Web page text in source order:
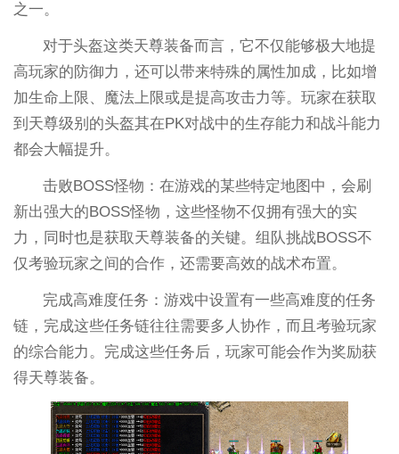
之一。
对于头盔这类天尊装备而言，它不仅能够极大地提
高玩家的防御力，还可以带来特殊的属性加成，比如增
加生命上限、魔法上限或是提高攻击力等。玩家在获取
到天尊级别的头盔其在PK对战中的生存能力和战斗能力
都会大幅提升。
击败BOSS怪物：在游戏的某些特定地图中，会刷
新出强大的BOSS怪物，这些怪物不仅拥有强大的实
力，同时也是获取天尊装备的关键。组队挑战BOSS不
仅考验玩家之间的合作，还需要高效的战术布置。
完成高难度任务：游戏中设置有一些高难度的任务
链，完成这些任务链往往需要多人协作，而且考验玩家
的综合能力。完成这些任务后，玩家可能会作为奖励获
得天尊装备。